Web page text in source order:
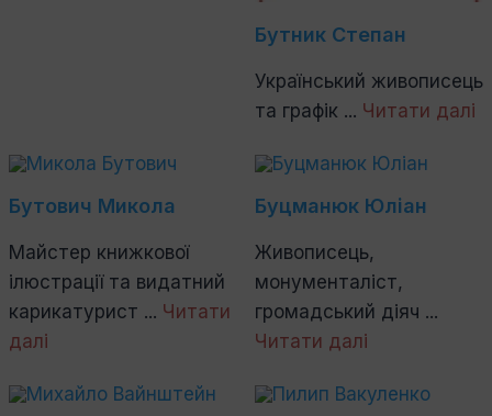
Бутник Степан
Український живописець
та графік ... Читати далі
Бутович Микола
Майстер книжкової
ілюстрації та видатний
карикатурист ... Читати
далі
Буцманюк Юліан
Живописець,
монументаліст,
громадський діяч ...
Читати далі